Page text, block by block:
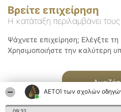
ΑΕΤΟΊ των σχολών
Βρείτε επιχείρηση
Η κατάταξη περιλαμβάνει
Ψάχνετε επιχείρηση; Ελέγξτε
Χρησιμοποιήστε την καλύτερη